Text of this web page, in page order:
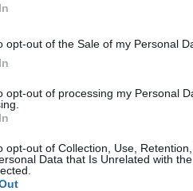
opt-out of the Sale of my Personal
opt-out of processing my Personal
opt-out of Collection, Use,
Data that Is Unrelated with
del magnate Eusebi
Antoni Gaudá. La
Mundial de la
naturalista que se puede
a la parte